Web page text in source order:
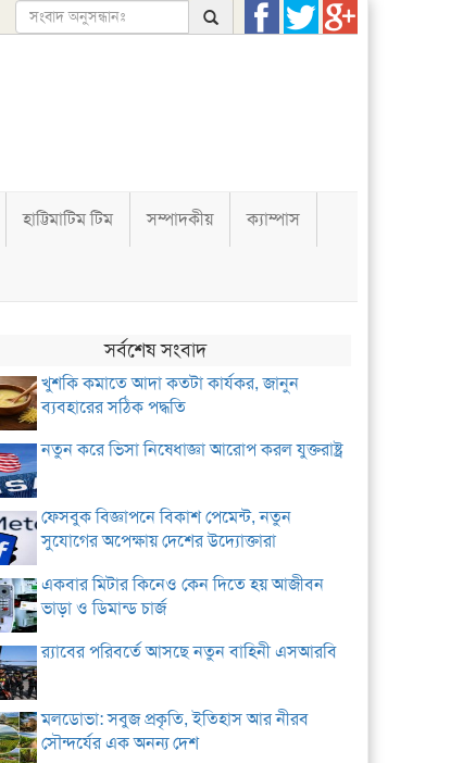
হাট্টিমাটিম টিম সম্পাদকীয় ক্যাম্পাস
সর্বশেষ সংবাদ
খুশকি কমাতে আদা কতটা কার্যকর, জানুন
ব্যবহারের সঠিক পদ্ধতি
নতুন করে ভিসা নিষেধাজ্ঞা আরোপ করল যুক্তরাষ্ট্র
ফেসবুক বিজ্ঞাপনে বিকাশ পেমেন্ট, নতুন
সুযোগের অপেক্ষায় দেশের উদ্যোক্তারা
একবার মিটার কিনেও কেন দিতে হয় আজীবন
ভাড়া ও ডিমান্ড চার্জ
র‌্যাবের পরিবর্তে আসছে নতুন বাহিনী এসআরবি
মলডোভা: সবুজ প্রকৃতি, ইতিহাস আর নীরব
সৌন্দর্যের এক অনন্য দেশ